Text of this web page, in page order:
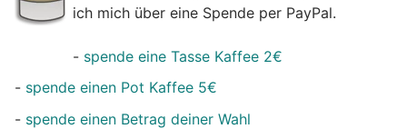
ich mich über eine Spende per PayPal.
- spende eine Tasse Kaffee 2€
- spende einen Pot Kaffee 5€
- spende einen Betrag deiner Wahl